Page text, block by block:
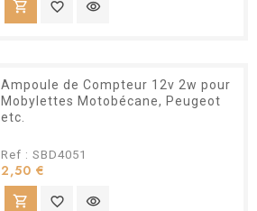
shopping_cart favorite_border visibility
Ampoule de Compteur 12v 2w pour
Mobylettes Motobécane, Peugeot
etc.
Ref : SBD4051
2,50 €
shopping_cart favorite_border visibility